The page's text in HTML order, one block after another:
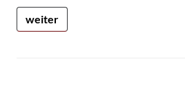
weiter